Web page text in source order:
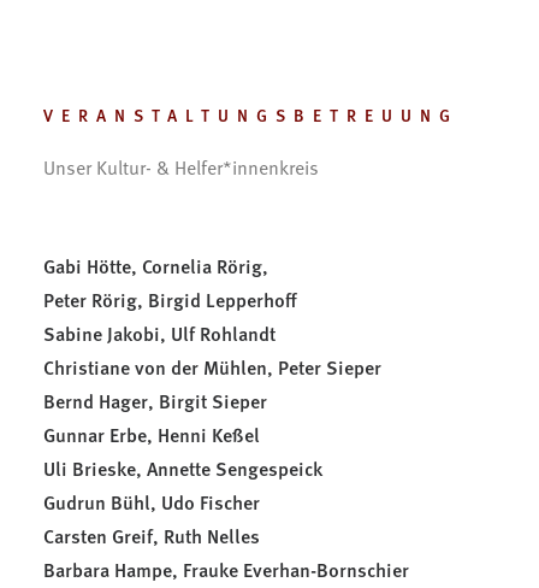
VERANSTALTUNGSBETREUUNG
Unser Kultur- & Helfer*innenkreis
Gabi Hötte, Cornelia Rörig,
Peter Rörig, Birgid Lepperhoff
Sabine Jakobi, Ulf Rohlandt
Christiane von der Mühlen, Peter Sieper
Bernd Hager, Birgit Sieper
Gunnar Erbe, Henni Keßel
Uli Brieske, Annette Sengespeick
Gudrun Bühl, Udo Fischer
Carsten Greif, Ruth Nelles
Barbara Hampe, Frauke Everhan-Bornschier